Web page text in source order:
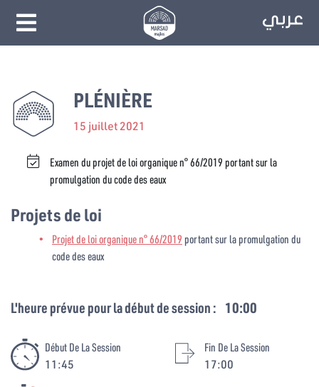
PLÉNIÈRE
15 juillet 2021
Examen du projet de loi organique n° 66/2019 portant sur la
promulgation du code des eaux
Projets de loi
Projet de loi organique n° 66/2019portant sur la promulgation du
code des eaux
L'heure prévue pour la début de session : 10:00
Début De La Session
11:45
Fin De La Session
17:00